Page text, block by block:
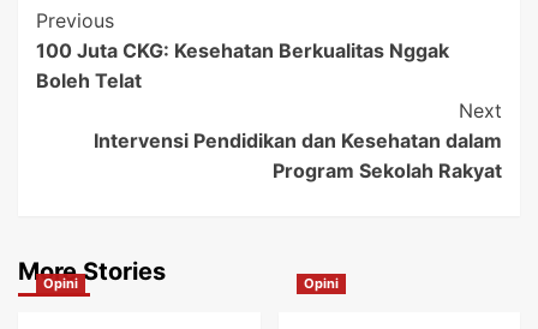
Post
Navigation
Previous
100 Juta CKG: Kesehatan Berkualitas Nggak
Boleh Telat
Next
Intervensi Pendidikan dan Kesehatan dalam
Program Sekolah Rakyat
More Stories
Opini Opini